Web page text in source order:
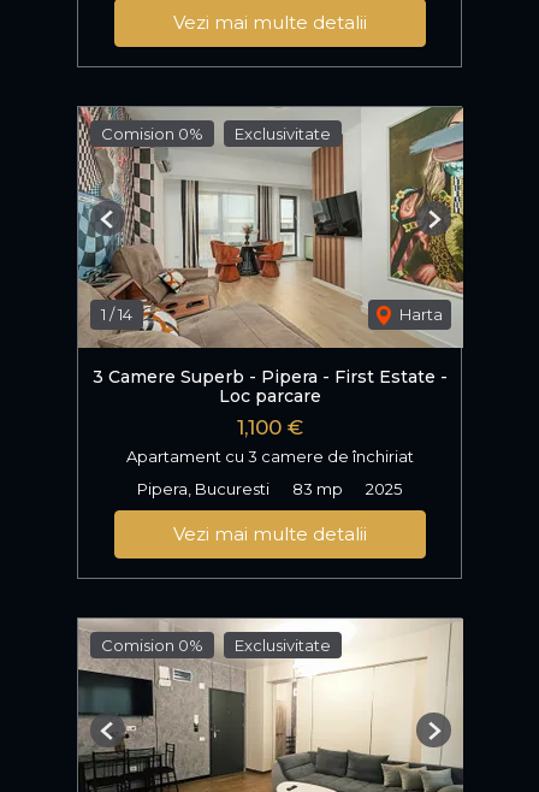
Vezi mai multe detalii
Comision 0% Exclusivitate
1 /14 Harta
Previous Next
3 Camere Superb - Pipera - First Estate -
Loc parcare
1,100 €
Apartament cu 3 camere de închiriat
Pipera, Bucuresti
83 mp 2025
Vezi mai multe detalii
Comision 0% Exclusivitate
Previous Next